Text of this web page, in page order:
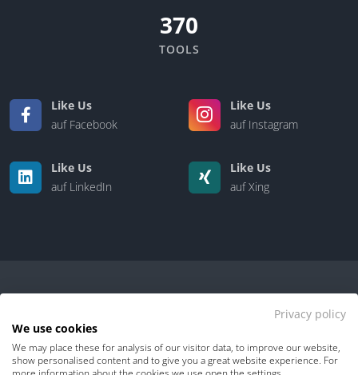
370
TOOLS
Like Us
auf Facebook
Like Us
auf Instagram
Like Us
auf LinkedIn
Like Us
auf Xing
Kontakt | Über uns
Privacy policy
We use cookies
We may place these for analysis of our visitor data, to improve our website,
show personalised content and to give you a great website experience. For